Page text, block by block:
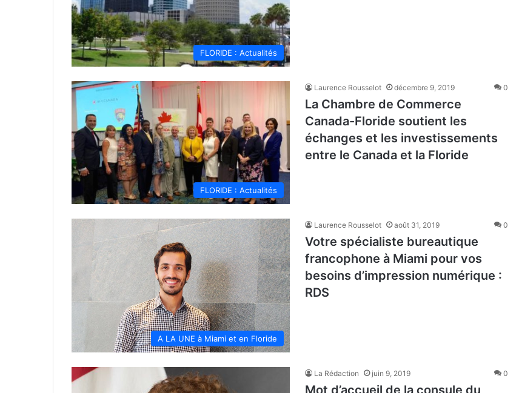
FLORIDE : Actualités
FLORIDE : Actualités
Laurence Rousselot décembre 9, 2019 0
La Chambre de Commerce
Canada-Floride soutient les
échanges et les investissements
entre le Canada et la Floride
A LA UNE à Miami et en Floride
Laurence Rousselot août 31, 2019 0
Votre spécialiste bureautique
francophone à Miami pour vos
besoins d’impression numérique :
RDS
La Rédaction juin 9, 2019 0